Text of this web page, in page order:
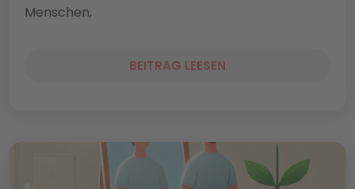
Menschen,
BEITRAG LEESEN